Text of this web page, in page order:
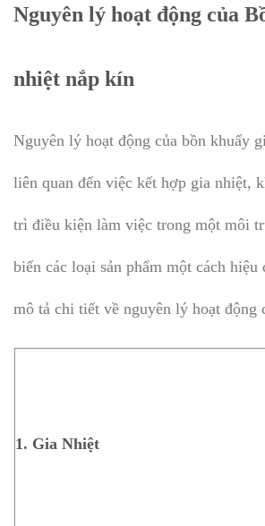
Nguyên lý hoạt động của
nhiệt nắp kín
Nguyên lý hoạt động của bồn khuấy
liên quan đến việc kết hợp gia nhiệt,
trì điều kiện làm việc trong một môi
biến các loại sản phẩm một cách
mô tả chi tiết về nguyên lý hoạt động
1. Gia Nhiệt